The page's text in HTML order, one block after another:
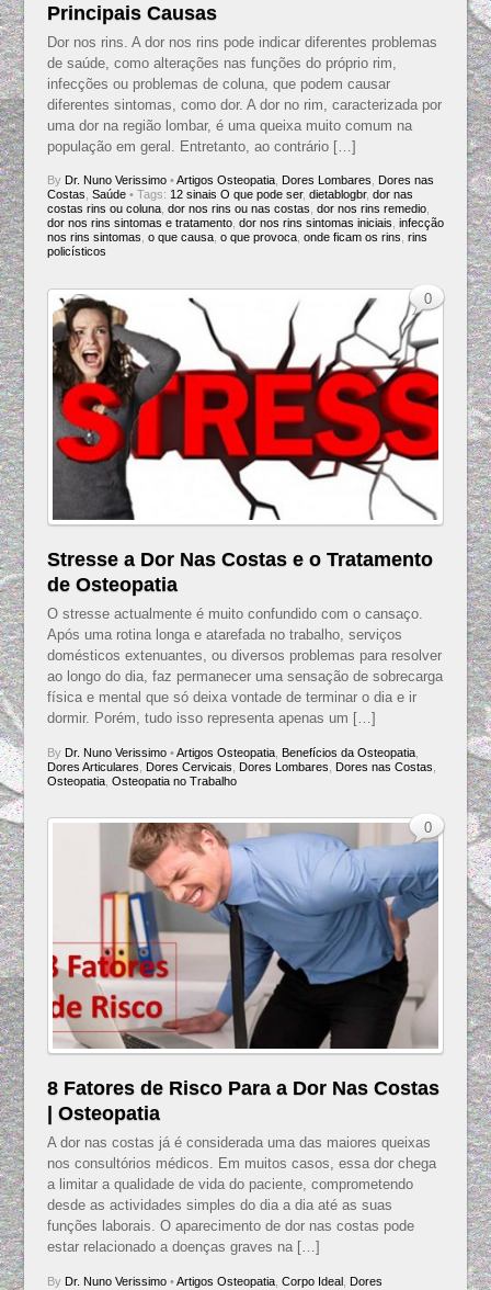
Principais Causas
Dor nos rins. A dor nos rins pode indicar diferentes problemas
de saúde, como alterações nas funções do próprio rim,
infecções ou problemas de coluna, que podem causar
diferentes sintomas, como dor. A dor no rim, caracterizada por
uma dor na região lombar, é uma queixa muito comum na
população em geral. Entretanto, ao contrário […]
By Dr. Nuno Verissimo• Artigos Osteopatia, Dores Lombares
Dores nas
Costas Saúde • Tags: 12 sinais O que pode ser, dietablogbr, dor nas
costas rins ou coluna, dor nos rins ou nas costas dor nos rins remedio,
dor nos rins sintomas e tratamento, dor nos rins sintomas iniciais infecção
nos rins sintomas o que causa, o que provoca, onde ficam os rins rins
policísticos
Stresse a Dor Nas Costas e o Tratamento
de Osteopatia
O stresse actualmente é muito confundido com o cansaço.
Após uma rotina longa e atarefada no trabalho, serviços
domésticos extenuantes, ou diversos problemas para resolver
ao longo do dia, faz permanecer uma sensação de sobrecarga
física e mental que só deixa vontade de terminar o dia e ir
dormir. Porém, tudo isso representa apenas um […]
By Dr. Nuno Verissimo• Artigos Osteopatia, Benefícios da Osteopatia,
Dores Articulares
Dores Cervicais Dores Lombares Dores nas Costas
Osteopatia, Osteopatia no Trabalho
0
8 Fatores de Risco Para a Dor Nas Costas
| Osteopatia
A dor nas costas já é considerada uma das maiores queixas
nos consultórios médicos. Em muitos casos, essa dor chega
a limitar a qualidade de vida do paciente, comprometendo
desde as actividades simples do dia a dia até as suas
funções laborais. O aparecimento de dor nas costas pode
estar relacionado a doenças graves na […]
By Dr. Nuno Verissimo• Artigos Osteopatia, Corpo Ideal, Dores
0